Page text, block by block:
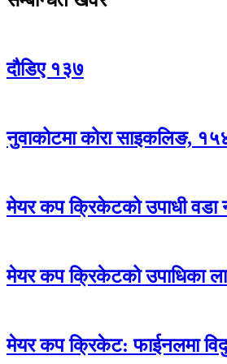
दौडिए १३७
नुवाकोटमा कोरा साइकलिङ,
मेयर कप क्रिकेटको उपाधी वडा
मेयर कप क्रिकेटको उपाधिका
मेयर कप क्रिकेट: फाईनलमा